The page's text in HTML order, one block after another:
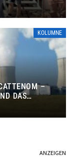
KOLUMNE
–
DAS
ANZEIGEN